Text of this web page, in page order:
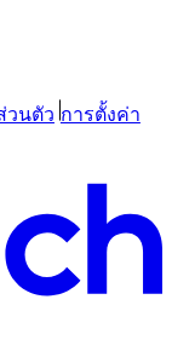
วนตัว การตั้งค่า